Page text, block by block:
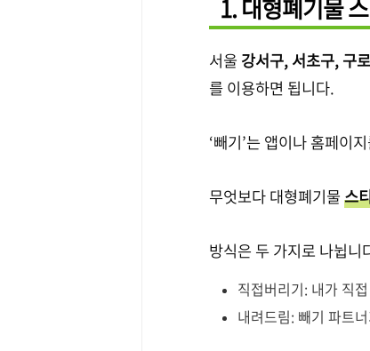
1. 대형폐기물
서울 강서구, 서초구, 구
를 이용하면 됩니다.
‘빼기’는 앱이나 홈페이
무엇보다 대형폐기물스
방식은 두 가지로 나뉩니
직접버리기: 내가 직
내려드림: 빼기 파트